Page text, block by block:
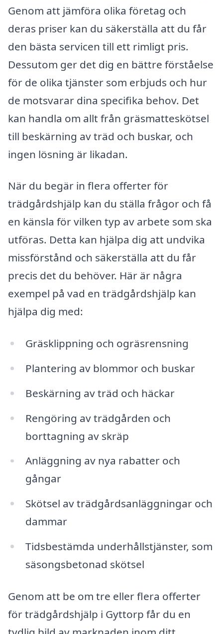
Genom att jämföra olika företag och
deras priser kan du säkerställa att du får
den bästa servicen till ett rimligt pris.
Dessutom ger det dig en bättre förståelse
för de olika tjänster som erbjuds och hur
de motsvarar dina specifika behov. Det
kan handla om allt från gräsmatteskötsel
till beskärning av träd och buskar, och
ingen lösning är likadan.
När du begär in flera offerter för
trädgårdshjälp kan du ställa frågor och få
en känsla för vilken typ av arbete som ska
utföras. Detta kan hjälpa dig att undvika
missförstånd och säkerställa att du får
precis det du behöver. Här är några
exempel på vad en trädgårdshjälp kan
hjälpa dig med:
Gräsklippning och ogräsrensning
Plantering av blommor och buskar
Beskärning av träd och häckar
Rengöring av trädgården och
borttagning av skräp
Anläggning av nya rabatter och
gångar
Skötsel av trädgårdsanläggningar och
dammar
Tidsbestämda underhållstjänster, som
säsongsbetonad skötsel
Genom att be om tre eller flera offerter
för trädgårdshjälp i Gyttorp får du en